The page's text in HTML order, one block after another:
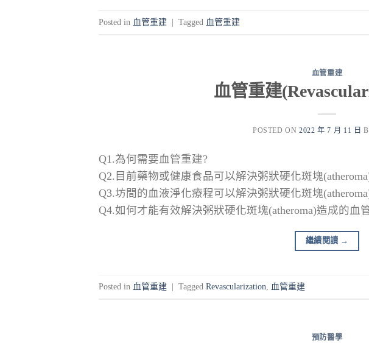
Posted in 血管重建 | Tagged 血管重建
血管重建
血管重建
POSTED ON2022 年 7 月 11 日
Q1.為何需要血管重建?
Q2.目前藥物或健康食品可以解決粥狀硬化斑塊
Q3.坊間的血液淨化療程可以解決粥狀硬化斑塊
Q4.如何才能有效解決粥狀硬化斑塊(atheroma)造成的血
繼續閱讀 →
Posted in 血管重建 | Tagged Revascularization, 血管重建
預防醫學